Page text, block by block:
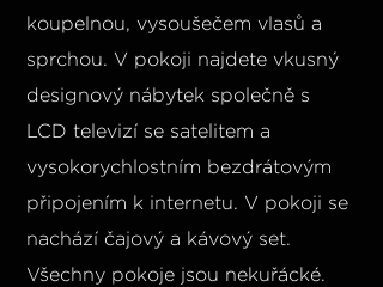
koupelnou, vysoušečem vlasů a
sprchou. V pokoji najdete vkusný
designový nábytek společně s
LCD televizí se satelitem a
vysokorychlostním bezdrátovým
připojením k internetu. V pokoji se
nachází čajový a kávový set.
Všechny pokoje jsou nekuřácké.